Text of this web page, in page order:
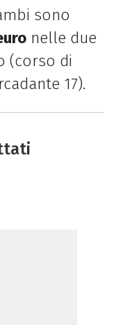
sono
nelle due
(corso di
17).